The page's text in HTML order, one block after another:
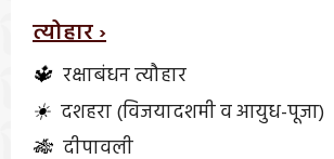
त्योहार ›
🔱 रक्षाबंधन त्यौहार
☀️ दशहरा (विजयादशमी व आयुध-पूजा)
🎋 दीपावली